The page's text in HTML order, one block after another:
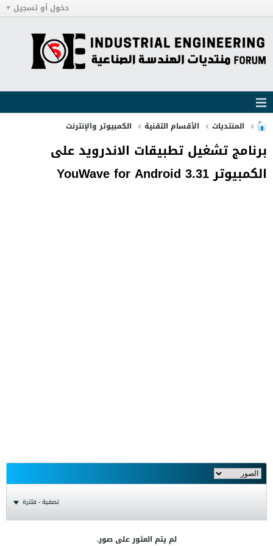
دخول أو تسجيل
المنتديات الأقسام التقنية الكمبيوتر والإنترنت
برنامج تشغيل تطبيقات الاندرويد على
الكمبيوتر YouWave for Android 3.31
تصفية - فلترة
لم يتم العثور على صور.